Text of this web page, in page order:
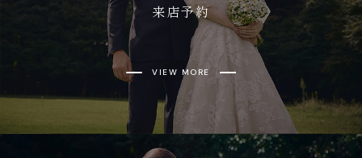
来店予約
VIEW MORE